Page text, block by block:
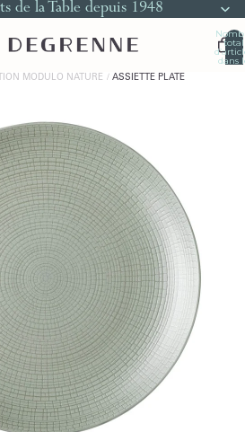
de la Table depuis 1948
total
dans
MODULO NATURE ASSIETTE PLATE